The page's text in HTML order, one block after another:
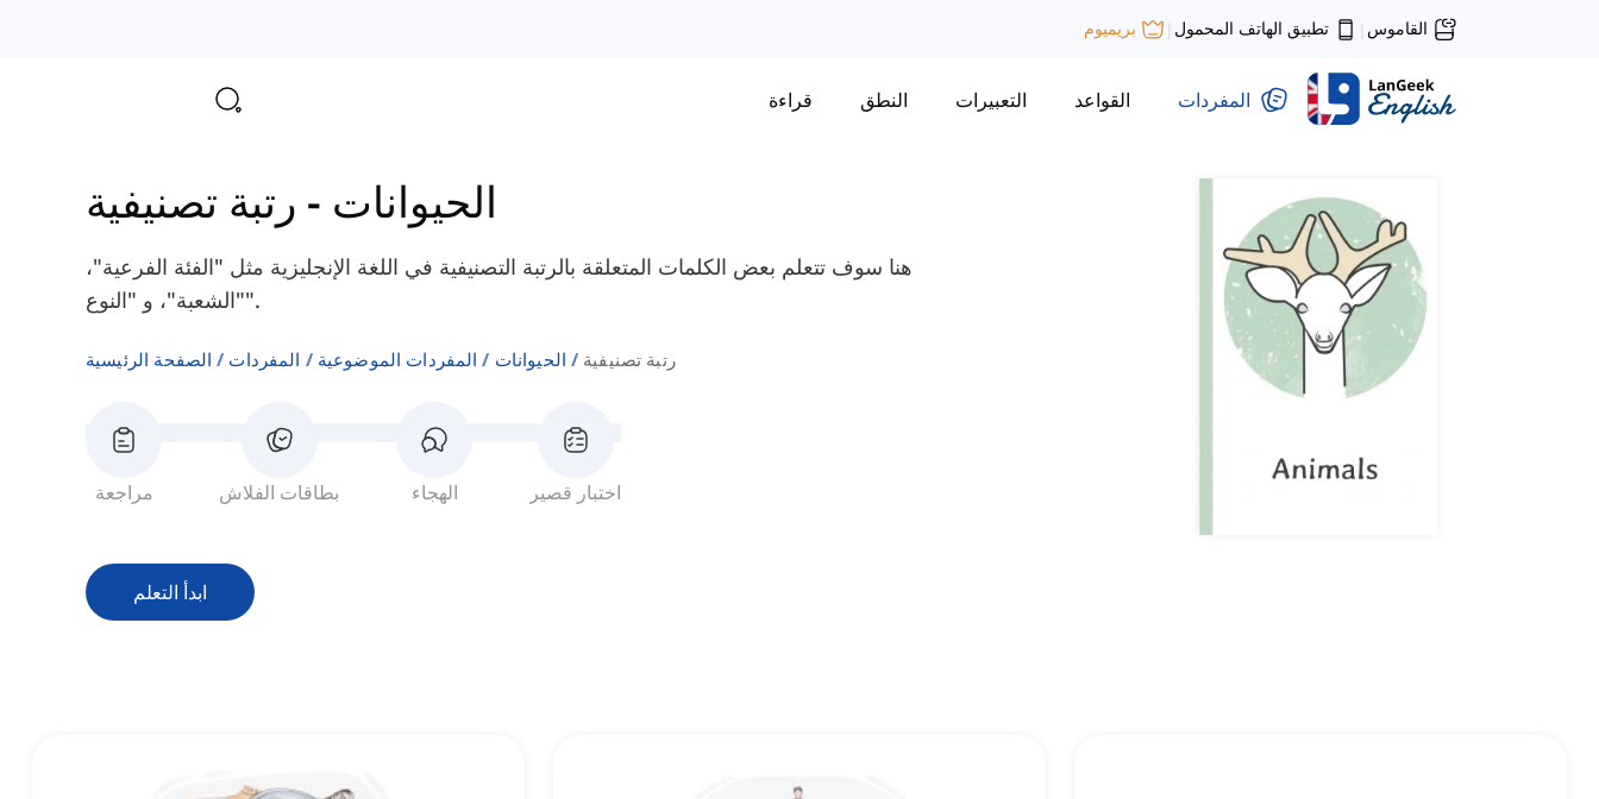
القاموس | تطبيق الهاتف المحمول | بريميوم
المفردات القواعد التعبيرات النطق قراءة
الحيوانات - رتبة تصنيفية
هنا سوف تتعلم بعض الكلمات المتعلقة بالرتبة التصنيفية في اللغة الإنجليزية مثل "الفئة الفرعية"،
"الشعبة"، و "النوع".
الصفحة الرئيسية المفردات المفردات الموضوعية الحيوانات رتبة تصنيفية
مراجعة بطاقات الفلاش الهجاء اختبار قصير
ابدأ التعلم